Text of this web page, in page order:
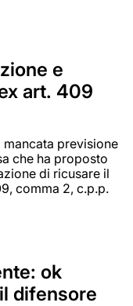
e
art. 409
mancata previsione
che ha proposto
di ricusare il
comma 2, c.p.p.
ok
difensore